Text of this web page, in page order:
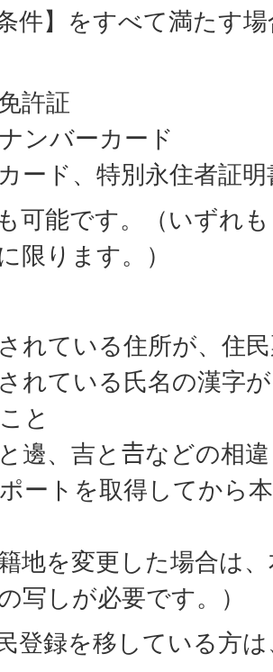
件】をすべて満たす
許証
ンバーカード
ード、特別永住者証
可能です。（いずれも
限ります。）
れている住所が、住
れている氏名の漢字
と
と邊、吉と𠮷などの相
ートを取得してから
籍地を変更した場合は
写しが必要です。）
登録を移している方は